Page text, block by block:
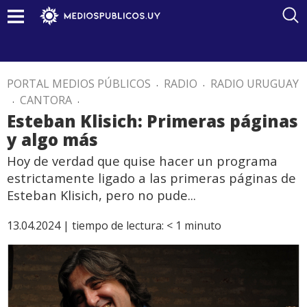
PORTAL MEDIOS PÚBLICOS . RADIO . RADIO URUGUAY
. CANTORA .
Esteban Klisich: Primeras páginas
y algo más
Hoy de verdad que quise hacer un programa
estrictamente ligado a las primeras páginas de
Esteban Klisich, pero no pude...
13.04.2024 | tiempo de lectura: < 1 minuto